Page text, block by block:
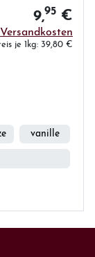
9,95 €
Versandkosten
je 1kg: 39,80 €
vanille